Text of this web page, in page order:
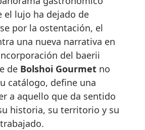
el lujo ha dejado de
por la ostentación, el
una nueva narrativa en
del baerii
de Bolshoi Gourmet no
catálogo, define una
a aquello que da sentido
historia, su territorio y su